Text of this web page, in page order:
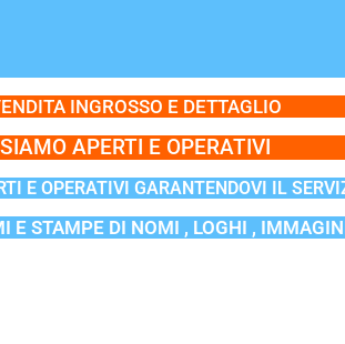
INGROSSO E DETTAGLIO
SIAMO APERTI E OPERATIVI
E OPERATIVI GARANTENDOVI IL
E STAMPE DI NOMI , LOGHI ,